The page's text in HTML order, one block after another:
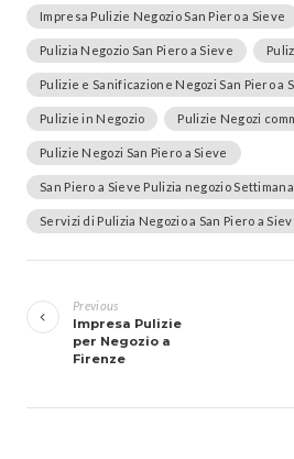
Impresa Pulizie Negozio San Piero a Sieve
Pulizia Negozio San Piero a Sieve
Pulizie e Sanificazione Negozi San Piero a
Pulizie in Negozio Pulizie Negozi
Pulizie Negozi San Piero a Sieve
San Piero a Sieve Pulizia negozio
Servizi di Pulizia Negozio a San Piero a
articoli
Previous
Impresa Pulizie
per Negozio a
Firenze